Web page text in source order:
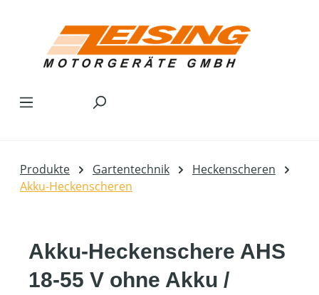
Produkte Gartentechnik
Heckenscheren
Akku-Heckenscheren
Akku-Heckenschere AHS
18-55 V ohne Akku /